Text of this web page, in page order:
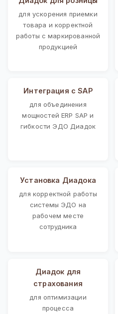
для ускорения приемки
товара и корректной
работы с маркированной
продукцией
Интеграция с SAP
для объединения
мощностей ERP SAP и
гибкости ЭДО Диадок
Установка Диадока
для корректной работы
системы ЭДО на
рабочем месте
сотрудника
Диадок для
страхования
для оптимизации
процесса